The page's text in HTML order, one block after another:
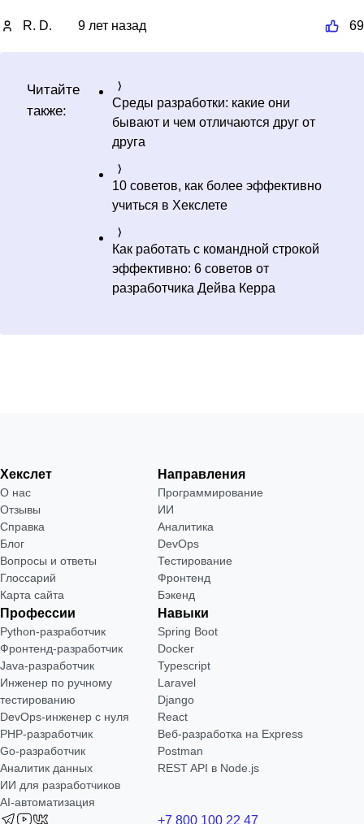
R. D. 9 лет назад 69
Читайте
также:
Среды разработки: какие они
бывают и чем отличаются друг от
друга
10 советов, как более эффективно
учиться в Хекслете
Как работать с командной строкой
эффективно: 6 советов от
разработчика Дейва Керра
Хекслет
О нас
Отзывы
Справка
Блог
Вопросы и ответы
Глоссарий
Карта сайта
Направления
Программирование
ИИ
Аналитика
DevOps
Тестирование
Фронтенд
Бэкенд
Профессии
Python-разработчик
Фронтенд-разработчик
Java-разработчик
Инженер по ручному
тестированию
DevOps-инженер с нуля
РНР-разработчик
Go-разработчик
Аналитик данных
ИИ для разработчиков
AI-автоматизация
Навыки
Spring Boot
Docker
Typescript
Laravel
Django
React
Веб-разработка на Express
Postman
REST API в Node.js
+7 800 100 22 47